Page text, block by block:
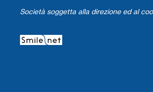
Società soggetta alla direzione ed al